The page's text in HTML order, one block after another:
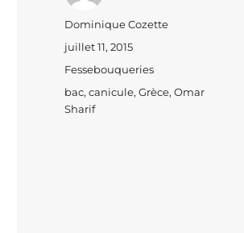
Auteur
Dominique Cozette
Publié
juillet 11, 2015
Catégories
Fessebouqueries
Étiquettes
bac,canicule,Grèce,Omar
Sharif